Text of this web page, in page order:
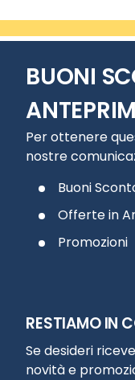
BUONI
Per ottenere
nostre
Buoni
Offerte in
Promozioni
RESTIAMO IN
Se desideri
novità e